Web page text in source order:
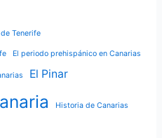
Tenerife
El periodo prehispánico en Canarias
El Pinar
Historia de Canarias